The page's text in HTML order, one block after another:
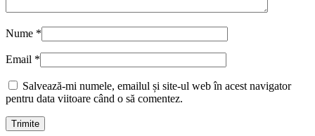
Nume *
Email *
Salvează-mi numele, emailul și site-ul web în acest navigator
pentru data viitoare când o să comentez.